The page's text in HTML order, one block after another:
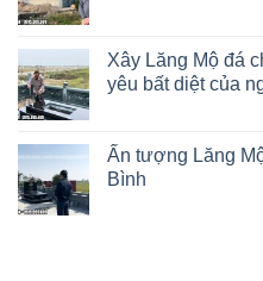
Xây Lăng Mộ đá
yêu bất diệt của
Ấn tượng Lăng
Bình